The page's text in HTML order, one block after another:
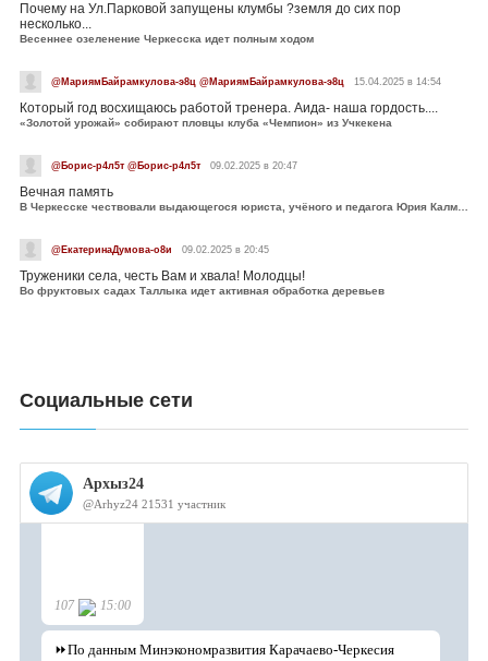
Почему на Ул.Парковой запущены клумбы ?земля до сих пор
несколько...
Весеннее озеленение Черкесска идет полным ходом
@МариямБайрамкулова-э8ц @МариямБайрамкулова-э8ц 15.04.2025 в 14:54
Который год восхищаюсь работой тренера. Аида- наша гордость....
«Золотой урожай» собирают пловцы клуба «Чемпион» из Учкекена
@Борис-р4л5т @Борис-р4л5т 09.02.2025 в 20:47
Вечная память
В Черкесске чествовали выдающегося юриста, учёного и педагога Юрия Калмыкова
@ЕкатеринаДумова-о8и 09.02.2025 в 20:45
Труженики села, честь Вам и хвала! Молодцы!
Во фруктовых садах Таллыка идет активная обработка деревьев
Социальные сети